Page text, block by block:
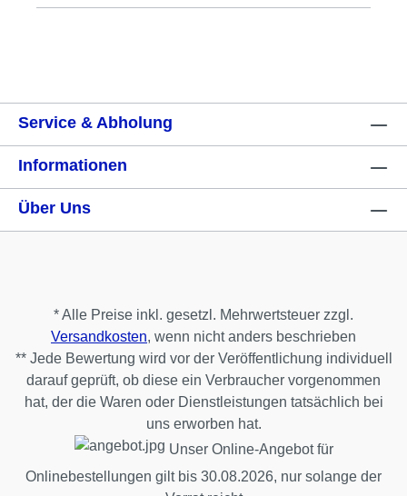
Service & Abholung
Informationen
Über Uns
* Alle Preise inkl. gesetzl. Mehrwertsteuer zzgl.
Versandkosten, wenn nicht anders beschrieben
** Jede Bewertung wird vor der Veröffentlichung individuell
darauf geprüft, ob diese ein Verbraucher vorgenommen
hat, der die Waren oder Dienstleistungen tatsächlich bei
uns erworben hat.
Unser Online-Angebot für
Onlinebestellungen gilt bis 30.08.2026, nur solange der